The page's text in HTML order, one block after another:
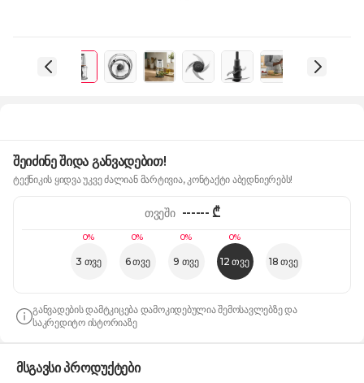
შეიძინე შიდა განვადებით!
ტექნიკის ყიდვა უკვე ძალიან მარტივია, კონტაქტი აბედნიერებს!
0%
3 თვე
0%
6 თვე
0%
9 თვე
0%
12 თვე 18 თვე
თვეში ------₾
განვადების დამტკიცება დამოკიდებულია შემოსავლებზე და
საკრედიტო ისტორიაზე
მსგავსი პროდუქტები